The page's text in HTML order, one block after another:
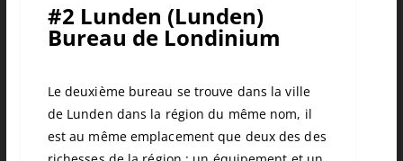
#2 Lunden (Lunden)
Bureau de Londinium
Le deuxième bureau se trouve dans la ville
de Lunden dans la région du même nom, il
est au même emplacement que deux des des